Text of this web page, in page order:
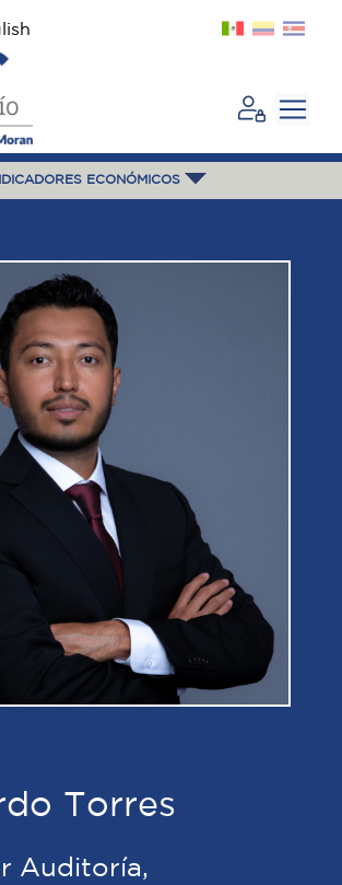
ECONÓMICOS
Torres
Auditoría,